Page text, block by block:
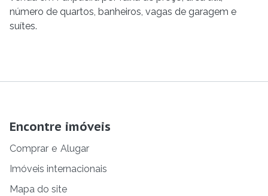
número de quartos, banheiros, vagas de garagem e
suítes.
Encontre imóveis
Comprar e Alugar
Imóveis internacionais
Mapa do site